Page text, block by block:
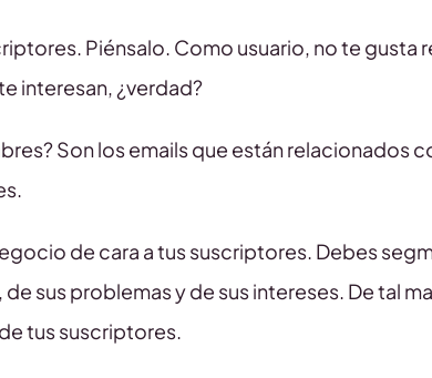
Piénsalo. Como usuario, no te gusta
interesan, ¿verdad?
Son los emails que están relacionados
de cara a tus suscriptores. Debes
sus problemas y de sus intereses. De tal
tus suscriptores.